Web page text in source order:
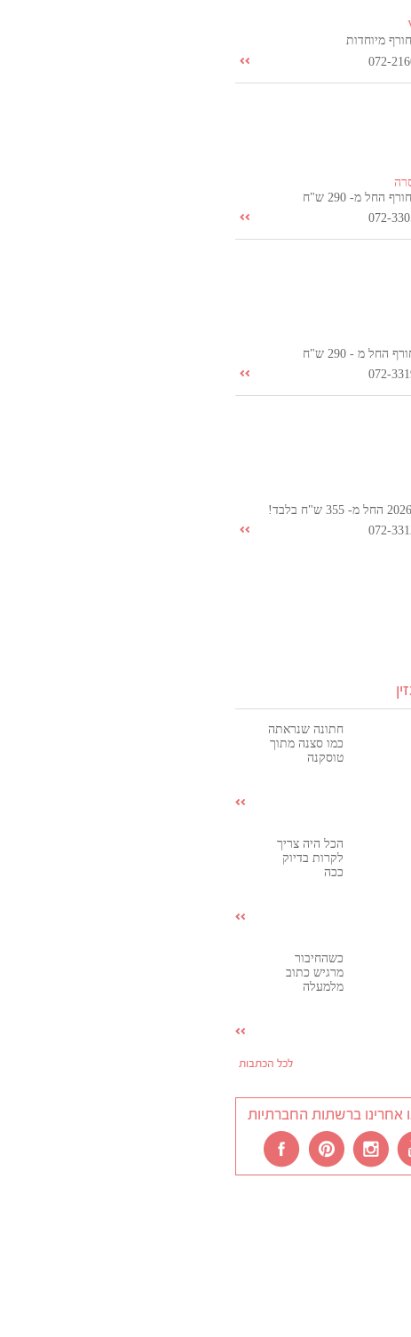
מיוחדות
072-
החל מ- 290 ש"ח
072-
החל מ - 290 ש"ח
072-
072-
חתונה שנראתה
כמו סצנה מתוך
טוסקנה
הכל היה צריך
לקרות בדיוק
ככה
כשהחיבור
מרגיש כתוב
מלמעלה
לכל הכתבות
אחרינו ברשתות החברתיות